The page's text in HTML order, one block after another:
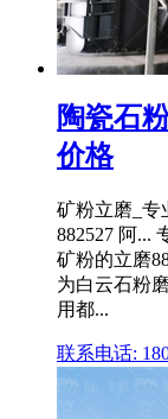
陶瓷石
价格
矿粉立磨_专
882527 阿...
矿粉的立磨
为白云石粉
用都...
联系电话: